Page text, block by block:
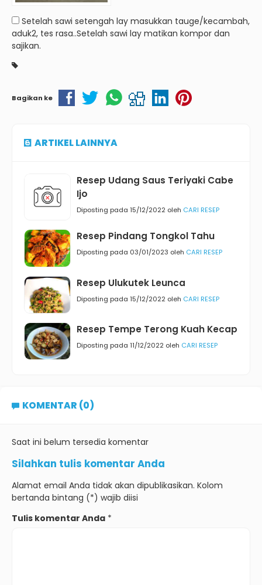
Setelah sawi setengah lay masukkan tauge/kecambah,
aduk2, tes rasa..Setelah sawi lay matikan kompor dan
sajikan.
Bagikan ke
ARTIKEL LAINNYA
Resep Udang Saus Teriyaki Cabe
Ijo
Diposting pada 15/12/2022 oleh CARI RESEP
Resep Pindang Tongkol Tahu
Diposting pada 03/01/2023 oleh CARI RESEP
Resep Ulukutek Leunca
Diposting pada 15/12/2022 oleh CARI RESEP
Resep Tempe Terong Kuah Kecap
Diposting pada 11/12/2022 oleh CARI RESEP
KOMENTAR (0)
Saat ini belum tersedia komentar
Silahkan tulis komentar Anda
Alamat email Anda tidak akan dipublikasikan. Kolom
bertanda bintang (*) wajib diisi
Tulis komentar Anda *